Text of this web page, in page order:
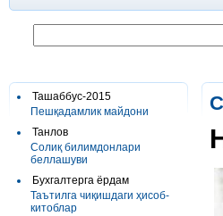
Ташаббус-2015
Пешқадамлик майдони
Танлов
Солиқ билимдонлари
беллашуви
Бухгалтерга ёрдам
Таътилга чиқишдаги ҳисоб-
китоблар